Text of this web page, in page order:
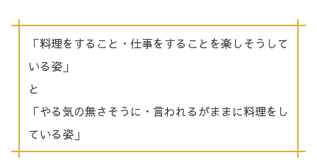
「料理をすること・仕事をすることを楽しそうして
いる姿」
と
「やる気の無さそうに・言われるがままに料理をし
ている姿」